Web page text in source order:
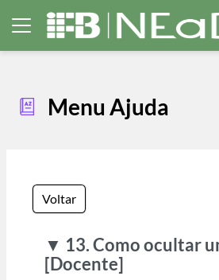
Ir para o conteúdo principal
Painel lateral
Menu Ajuda
Voltar
▼ 13. Como ocultar
[Docente]